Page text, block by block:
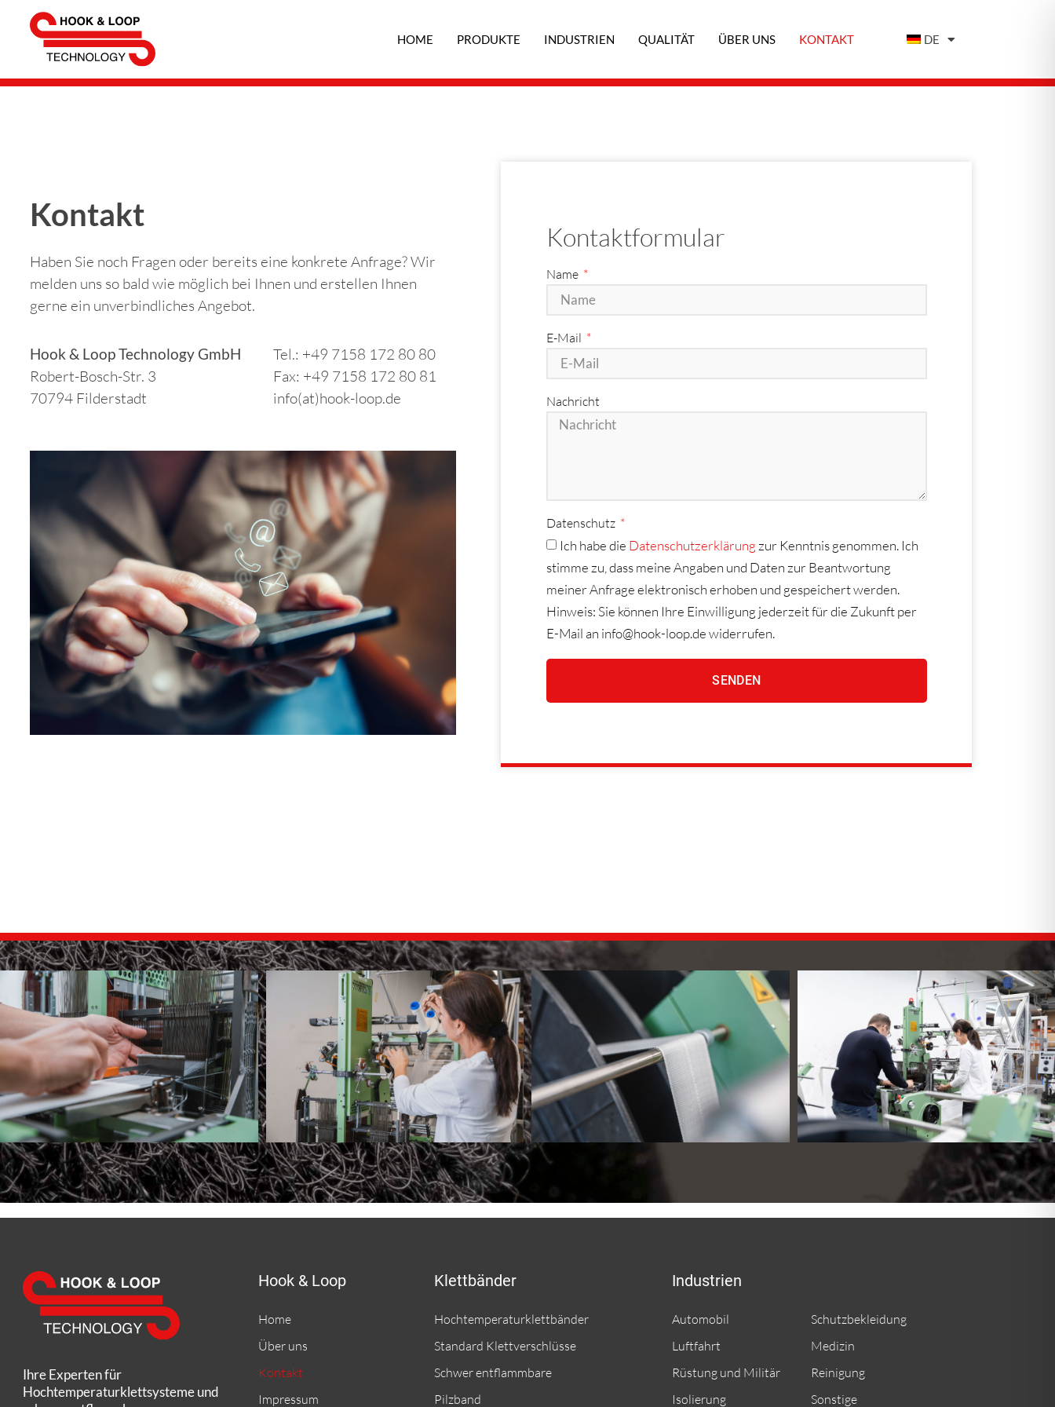
HOME PRODUKTE INDUSTRIEN QUALITÄT ÜBER UNS KONTAKT DE
Kontakt
Haben Sie noch Fragen oder bereits eine konkrete Anfrage? Wir
melden uns so bald wie möglich bei Ihnen und erstellen Ihnen
gerne ein unverbindliches Angebot.
Hook & Loop Technology GmbH
Robert-Bosch-Str. 3
70794 Filderstadt
Tel.: +49 7158 172 80 80
Fax: +49 7158 172 80 81
info(at)hook-loop.de
Kontaktformular
Name
E-Mail
Nachricht
Datenschutz
Ich habe die Datenschutzerklärung zur Kenntnis genommen. Ich
stimme zu, dass meine Angaben und Daten zur Beantwortung
meiner Anfrage elektronisch erhoben und gespeichert werden.
Hinweis: Sie können Ihre Einwilligung jederzeit für die Zukunft per
E-Mail an info@hook-loop.de widerrufen.
SENDEN
Ihre Experten für
Hochtemperatur­klettsysteme und
Hook & Loop
Home
Über uns
Kontakt
Impressum
Klettbänder
Hochtemperaturklettbänder
Standard Klettverschlüsse
Schwer entflammbare
Pilzband
Industrien
Automobil
Luftfahrt
Rüstung und Militär
Isolierung
Schutzbekleidung
Medizin
Reinigung
Sonstige